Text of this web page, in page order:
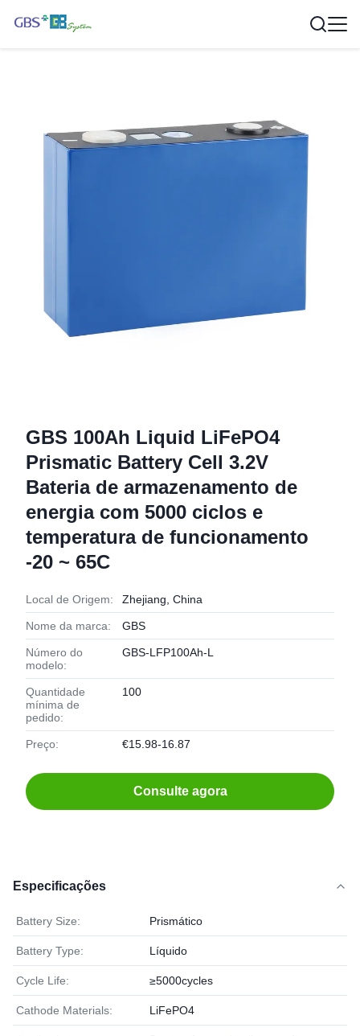
GBS 100Ah Liquid LiFePO4
Prismatic Battery Cell 3.2V
Bateria de armazenamento de
energia com 5000 ciclos e
temperatura de funcionamento
-20 ~ 65C
Local de Origem: Zhejiang, China
Nome da marca: GBS
Número do
modelo:
GBS-LFP100Ah-L
Quantidade
mínima de
pedido:
100
Preço: €15.98-16.87
Consulte agora
Especificações
Battery Size: Prismático
Battery Type: Líquido
Cycle Life: ≥5000cycles
Cathode Materials: LiFePO4